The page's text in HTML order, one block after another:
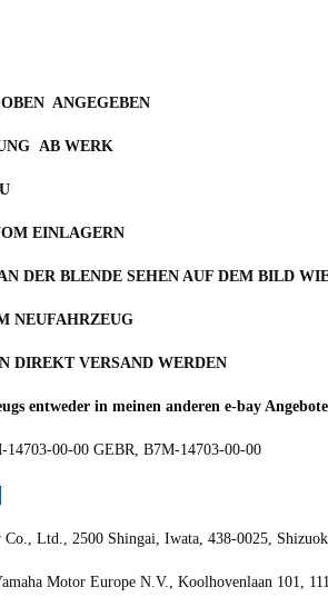
ANGEGEBEN
AB WERK
EINLAGERN
DER BLENDE SEHEN AUF DEM BILD
NEUFAHRZEUG
DIREKT VERSAND WERDEN
entweder in meinen anderen e-bay
00-00 GEBR, B7M-14703-00-00
Co., Ltd., 2500 Shingai, Iwata, 438-0025,
Motor Europe N.V., Koolhovenlaan 101,